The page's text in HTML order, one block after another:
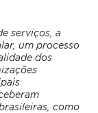
serviços, a
um processo
dos
como